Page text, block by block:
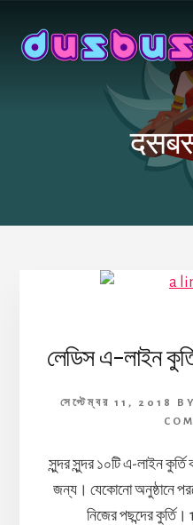
content
লেডিস এ-লাইন
সেপ্টেম্বর 11, 2018
সুন্দর সুন্দর ১০টি এ-লাইন
জন্য। যেকোনো অনুষ্ঠানে
নিজের পছন্দের